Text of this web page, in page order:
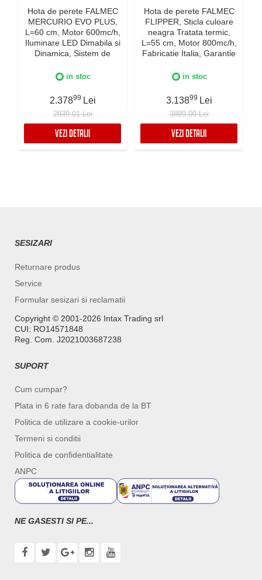
Hota de perete FALMEC
MERCURIO EVO PLUS,
L=60 cm, Motor 600mc/h,
Iluminare LED Dimabila si
Dinamica, Sistem de
plita si hota Falmec,
5 ani, Neagra
in stoc
2.37899 Lei
2939.01 Lei
VEZI DETALII
Hota de perete FALMEC
FLIPPER, Sticla culoare
neagra Tratata termic,
L=55 cm, Motor 800mc/h,
Fabricatie Italia, Garantie
si Dimabila, Inox AISI 304
in stoc
3.13899 Lei
3889.00 Lei
VEZI DETALII
SESIZARI
Returnare produs
Service
Formular sesizari si reclamatii
Copyright ©️ 2001-2026 Intax Trading srl
CUI: RO14571848
Reg. Com. J2021003687238
SUPORT
Cum cumpar?
Plata in 6 rate fara dobanda de la BT
Politica de utilizare a cookie-urilor
Termeni si conditii
Politica de confidentialitate
ANPC
NE GASESTI SI PE...